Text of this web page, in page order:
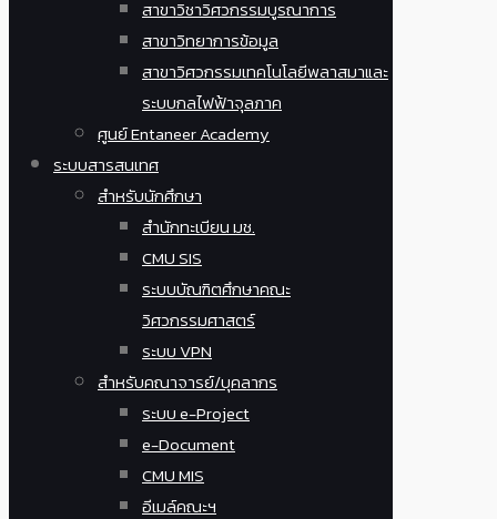
สาขาวิชาวิศวกรรมบูรณาการ
สาขาวิทยาการข้อมูล
สาขาวิศวกรรมเทคโนโลยีพลาสมาและ
ระบบกลไฟฟ้าจุลภาค
ศูนย์ Entaneer Academy
ระบบสารสนเทศ
สำหรับนักศึกษา
สำนักทะเบียน มช.
CMU SIS
ระบบบัณฑิตศึกษาคณะ
วิศวกรรมศาสตร์
ระบบ VPN
สำหรับคณาจารย์/บุคลากร
ระบบ e-Project
e-Document
CMU MIS
อีเมล์คณะฯ